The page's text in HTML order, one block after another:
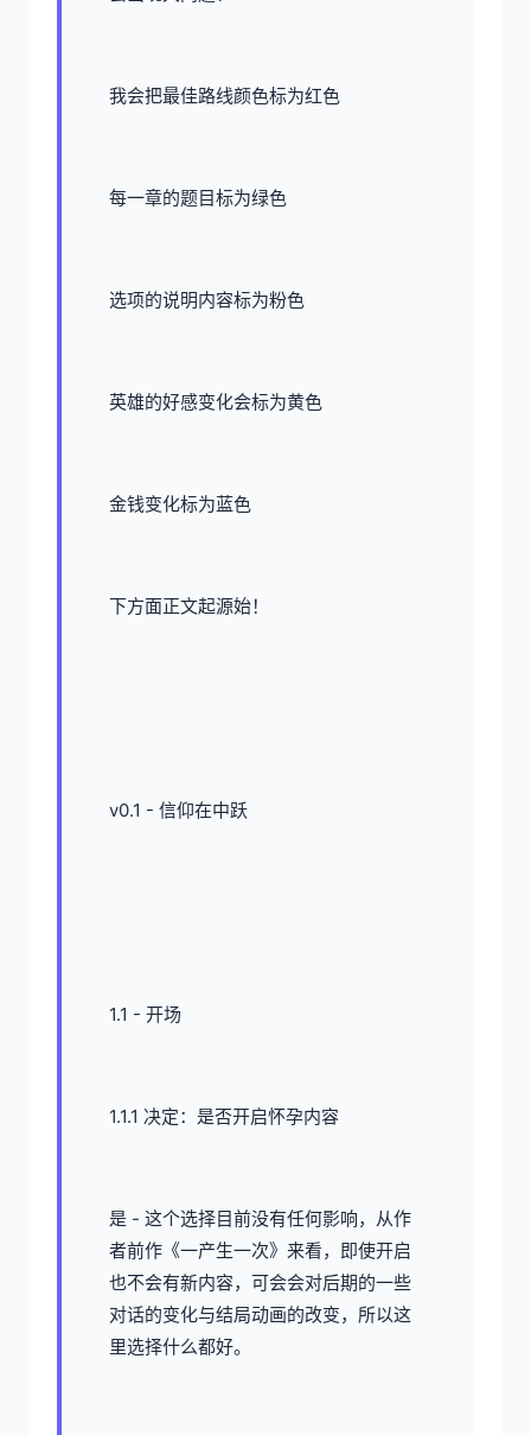
我会把最佳路线颜色标为红色
每一章的题目标为绿色
选项的说明内容标为粉色
英雄的好感变化会标为黄色
金钱变化标为蓝色
下方面正文起源始！
v0.1 - 信仰在中跃
1.1 - 开场
1.1.1 决定：是否开启怀孕内容
是 - 这个选择目前没有任何影响，从作
者前作《一产生一次》来看，即使开启
也不会有新内容，可会会对后期的一些
对话的变化与结局动画的改变，所以这
里选择什么都好。